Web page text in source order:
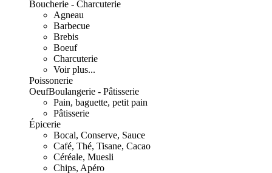
Boucherie - Charcuterie
Agneau
Barbecue
Brebis
Boeuf
Charcuterie
Voir plus...
Poissonerie
OeufBoulangerie - Pâtisserie
Pain, baguette, petit pain
Pâtisserie
Épicerie
Bocal, Conserve, Sauce
Café, Thé, Tisane, Cacao
Céréale, Muesli
Chips, Apéro